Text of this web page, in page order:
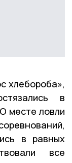
хлебороба»,
в
месте ловли
в равных
все